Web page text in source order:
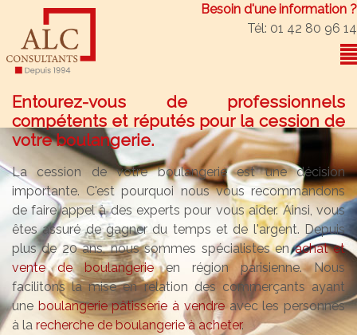
Besoin d'une information ?
Tél: 01 42 80 96 14
Entourez-vous de professionnels
compétents et réputés pour la cession de
votre boulangerie.
La cession de votre boulangerie est une décision
importante. C'est pourquoi nous vous recommandons
de faire appel à des experts pour vous aider. Ainsi, vous
êtes assuré de gagner du temps et de l'argent. Depuis
plus de 20 ans, nous sommes spécialistes enachat et
vente de boulangerieen région parisienne. Nous
facilitons la mise en relation des commerçants ayant
une boulangerie pâtisserie à vendreavec les personnes
à la recherche de boulangerie à acheter.